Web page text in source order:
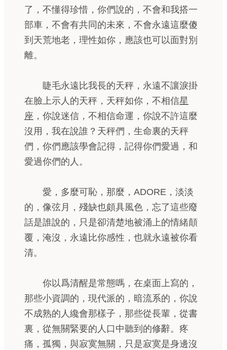
了，不懂得珍惜，你們說的，不會和我搭一
部車，不會有共同的未來，不會永遠這麼傻
到天荒地老，理性如你，應該也可以面對別
離。
睫毛永遠比我長的天秤，永遠不讓淚掛
在臉上示人的天秤，天秤如你，不相信星
座 ，你說迷信，不相信命運，你說不許這麼
沒用，我在說誰？天秤們，生命裏的天秤
們，你們應該學會記得，記得你們愛過，和
愛過你們的人。
愛，多麼可恥，那麼，ADORE，淡淡
的，像弦月，殘缺也頗具風色，忘了這些廢
話是誰說的，只是卻清楚地被涌上的情緒顛
覆，淹沒，永遠比你感性，也就永遠被你看
清。
你以爲清醒是常態嗎，在桌面上寫的，
那些小資調的，現代派的，暗流系的，你說
不成熟的人纔會那樣子，那些從長輩，從書
裏，從無關緊要的人口中聽到的修辭。疼
痛，孤獨，與寂寞無關，只是寂寞是身邊沒